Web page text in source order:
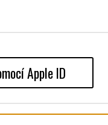
Apple ID